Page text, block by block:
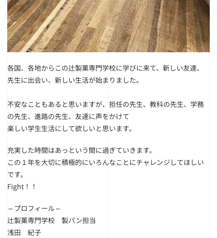
各国、各地からこの辻製菓専門学校に学びに来て、新しい友達、
先生に出会い、新しい生活が始まりました。
不安なこともあると思いますが、担任の先生、教科の先生、学務
の先生、進路の先生、友達に声をかけて
楽しい学生生活にして欲しいと思います。
充実した時間はあっという間に過ぎていきます。
この１年を大切に積極的にいろんなことにチャレンジしてほしい
です。
Fight！！
～プロフィール～
辻製菓専門学校 製パン担当
浅田 紀子